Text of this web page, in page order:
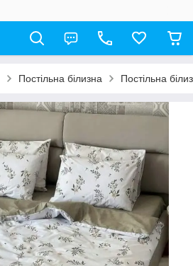
Постільна білизна Постільна